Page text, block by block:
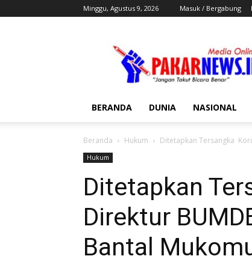
Minggu, Agustus 9, 2026 Masuk / Bergabung
BERANDA DUNIA NASIONAL
Beranda Hukum Ditetapkan Tersangka
Hukum
Ditetapkan
Direktur
Bantal